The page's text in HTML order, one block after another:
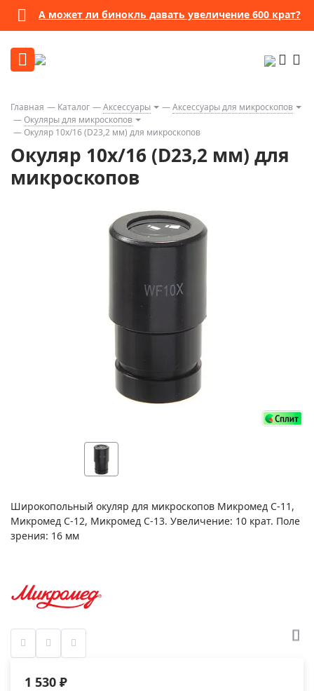
А может ли бинокль давать увеличение 600 крат?
Главная Каталог Аксессуары
Аксессуары для микроскопов
Окуляры для микроскопов
Окуляр 10х/16 (D23,2 мм) для микроскопов
Окуляр 10х/16 (D23,2 мм) для
микроскопов
Широкопольный окуляр для микроскопов Микромед С-11,
Микромед С-12, Микромед С-13. Увеличение: 10 крат. Поле
зрения: 16 мм
1 530 ₽